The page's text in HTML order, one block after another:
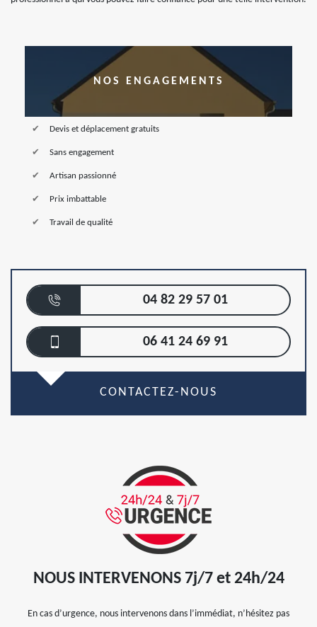
NOS ENGAGEMENTS
Devis et déplacement gratuits
Sans engagement
Artisan passionné
Prix imbattable
Travail de qualité
04 82 29 57 01
06 41 24 69 91
CONTACTEZ-NOUS
NOUS INTERVENONS 7j/7 et 24h/24
En cas d’urgence, nous intervenons dans l’immédiat, n’hésitez pas